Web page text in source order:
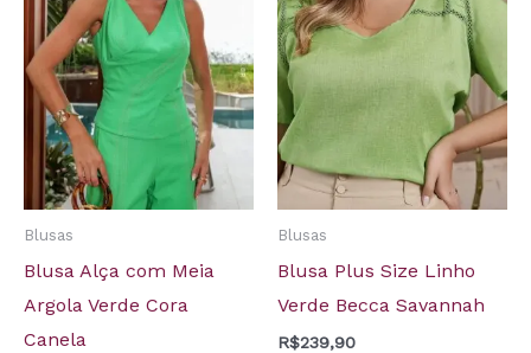
Blusas
Blusa Alça com Meia
Argola Verde Cora
Canela
Blusas
Blusa Plus Size Linho
Verde Becca Savannah
R$239,90